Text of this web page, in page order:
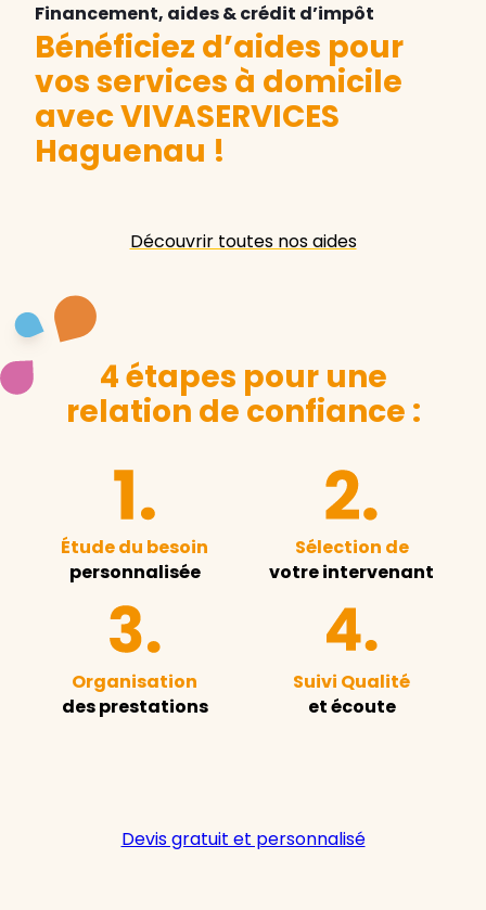
Financement, aides & crédit d’impôt
Bénéficiez d’aides pour
vos services à domicile
avec VIVASERVICES
Haguenau !
Découvrir toutes nos aides
4 étapes pour une
relation de confiance :
Étude du besoin
personnalisée
Sélection de
votre intervenant
Organisation
des prestations
Suivi Qualité
et écoute
Devis gratuit et personnalisé